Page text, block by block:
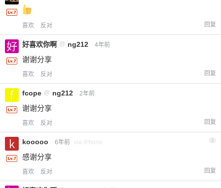
喜欢 反对 回复
好喜欢你啊 @ ng212 4年前
谢谢分享
喜欢 反对 回复
fcope @ ng212 2年前
谢谢分享
喜欢 反对 回复
kooooo 6年前 via iPhone 3
感谢分享
喜欢 反对 回复